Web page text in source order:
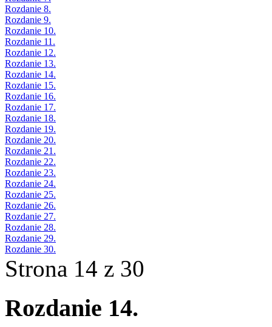
Rozdanie 8.
Rozdanie 9.
Rozdanie 10.
Rozdanie 11.
Rozdanie 12.
Rozdanie 13.
Rozdanie 14.
Rozdanie 15.
Rozdanie 16.
Rozdanie 17.
Rozdanie 18.
Rozdanie 19.
Rozdanie 20.
Rozdanie 21.
Rozdanie 22.
Rozdanie 23.
Rozdanie 24.
Rozdanie 25.
Rozdanie 26.
Rozdanie 27.
Rozdanie 28.
Rozdanie 29.
Rozdanie 30.
Strona 14 z 30
Rozdanie 14.